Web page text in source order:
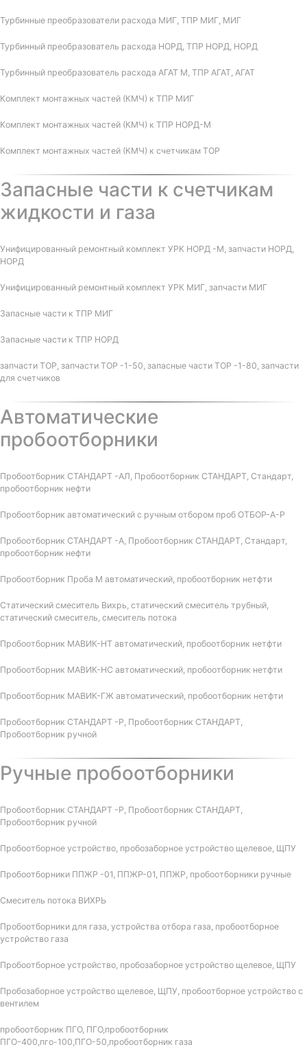
Турбинные преобразователи расхода МИГ, ТПР МИГ, МИГ
Турбинный преобразователь расхода НОРД, ТПР НОРД, НОРД
Турбинный преобразователь расхода АГАТ М, ТПР АГАТ, АГАТ
Комплект монтажных частей (КМЧ) к ТПР МИГ
Комплект монтажных частей (КМЧ) к ТПР НОРД-М
Комплект монтажных частей (КМЧ) к счетчикам ТОР
Запасные части к счетчикам
жидкости и газа
Унифицированный ремонтный комплект УРК НОРД -М, запчасти НОРД,
НОРД
Унифицированный ремонтный комплект УРК МИГ, запчасти МИГ
Запасные части к ТПР МИГ
Запасные части к ТПР НОРД
запчасти ТОР, запчасти ТОР -1-50, запасные части ТОР -1-80, запчасти
для счетчиков
Автоматические
пробоотборники
Пробоотборник СТАНДАРТ -АЛ, Пробоотборник СТАНДАРТ, Стандарт,
пробоотборник нефти
Пробоотборник автоматический с ручным отбором проб ОТБОР-А-Р
Пробоотборник СТАНДАРТ -А, Пробоотборник СТАНДАРТ, Стандарт,
пробоотборник нефти
Пробоотборник Проба М автоматический, пробоотборник нетфти
Статический смеситель Вихрь, статический смеситель трубный,
статический смеситель, смеситель потока
Пробоотборник МАВИК-НТ автоматический, пробоотборник нетфти
Пробоотборник МАВИК-НС автоматический, пробоотборник нетфти
Пробоотборник МАВИК-ГЖ автоматический, пробоотборник нетфти
Пробоотборник СТАНДАРТ -Р, Пробоотборник СТАНДАРТ,
Пробоотборник ручной
Ручные пробоотборники
Пробоотборник СТАНДАРТ -Р, Пробоотборник СТАНДАРТ,
Пробоотборник ручной
Пробоотборное устройство, пробозаборное устройство щелевое, ЩПУ
Пробоотборники ППЖР -01, ППЖР-01, ППЖР, пробоотборники ручные
Смеситель потока ВИХРЬ
Пробоотборники для газа, устройства отбора газа, пробоотборное
устройство газа
Пробоотборное устройство, пробозаборное устройство щелевое, ЩПУ
Пробозаборное устройство щелевое, ЩПУ, пробоотборное устройство с
вентилем
пробоотборник ПГО, ПГО,пробоотборник
ПГО-400,пго-100,ПГО-50,пробоотборник газа